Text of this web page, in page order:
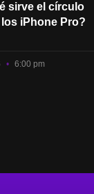
sirve el círculo
iPhone Pro?
6:00 pm